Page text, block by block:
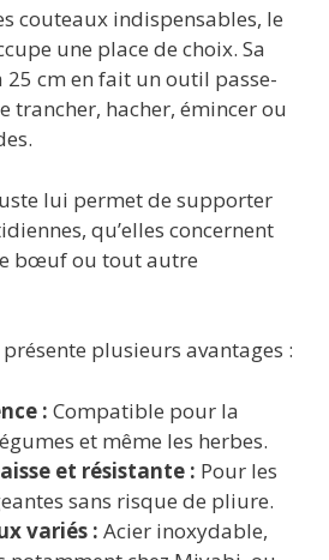
couteaux indispensables, le
une place de choix. Sa
25 cm en fait un outil passe-
trancher, hacher, émincer ou
lui permet de supporter
qu’elles concernent
bœuf ou tout autre
plusieurs avantages :
: Compatible pour la
et même les herbes.
et résistante : Pour les
sans risque de pliure.
variés : Acier inoxydable,